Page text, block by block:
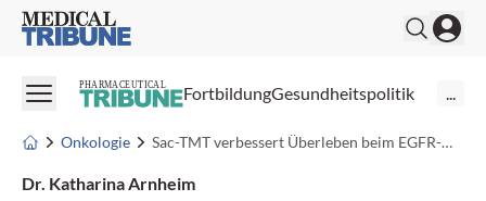
Medical Tribune
PHARMACEUTICAL FortbildungGesundheitspolitik ...
Onkologie Sac-TMT verbessert Überleben beim EGFR-mutierten NSCLC
Dr. Katharina Arnheim